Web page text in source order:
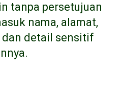
tanpa persetujuan
nama, alamat,
dan detail sensitif